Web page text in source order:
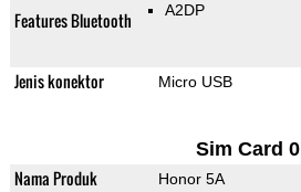
Features Bluetooth A2DP
Jenis konektor Micro USB
Sim Card 0
Nama Produk Honor 5A